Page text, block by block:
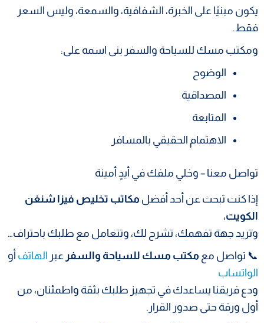
يكون مبنيًا على الخبرة، الشفافية، والسمعة، وليس السعر
فقط.
ومكتب مسك للسياحة والسفر بنى اسمه على:
الوضوح
المصداقية
المتابعة
الاهتمام الحقيقي بالمسافر
تواصل معنا – وخلي ملفك في أيدٍ أمينة
إذا كنت تبحث عن أحد أفضل مكاتب تخليص فيزا شنغن
الكويت،
وتريد جهة تفهمك، تشرح لك، وتتعامل مع طلبك باحتراف…
📞 تواصل مع مكتب مسك للسياحة والسفر عبر الهاتف أو
الواتساب
ودع فريقنا يساعدك في تجهيز طلبك بثقة واطمئنان، من
أول ورقة حتى صدور القرار.